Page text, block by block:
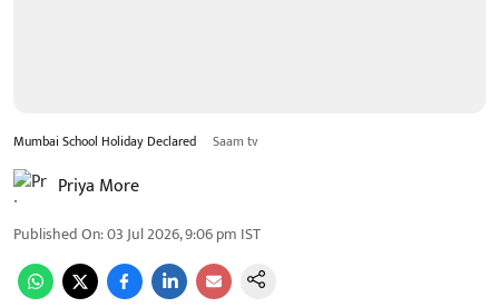
Mumbai School Holiday Declared Saam tv
Priya More
Published On:03 Jul 2026, 9:06 pm IST